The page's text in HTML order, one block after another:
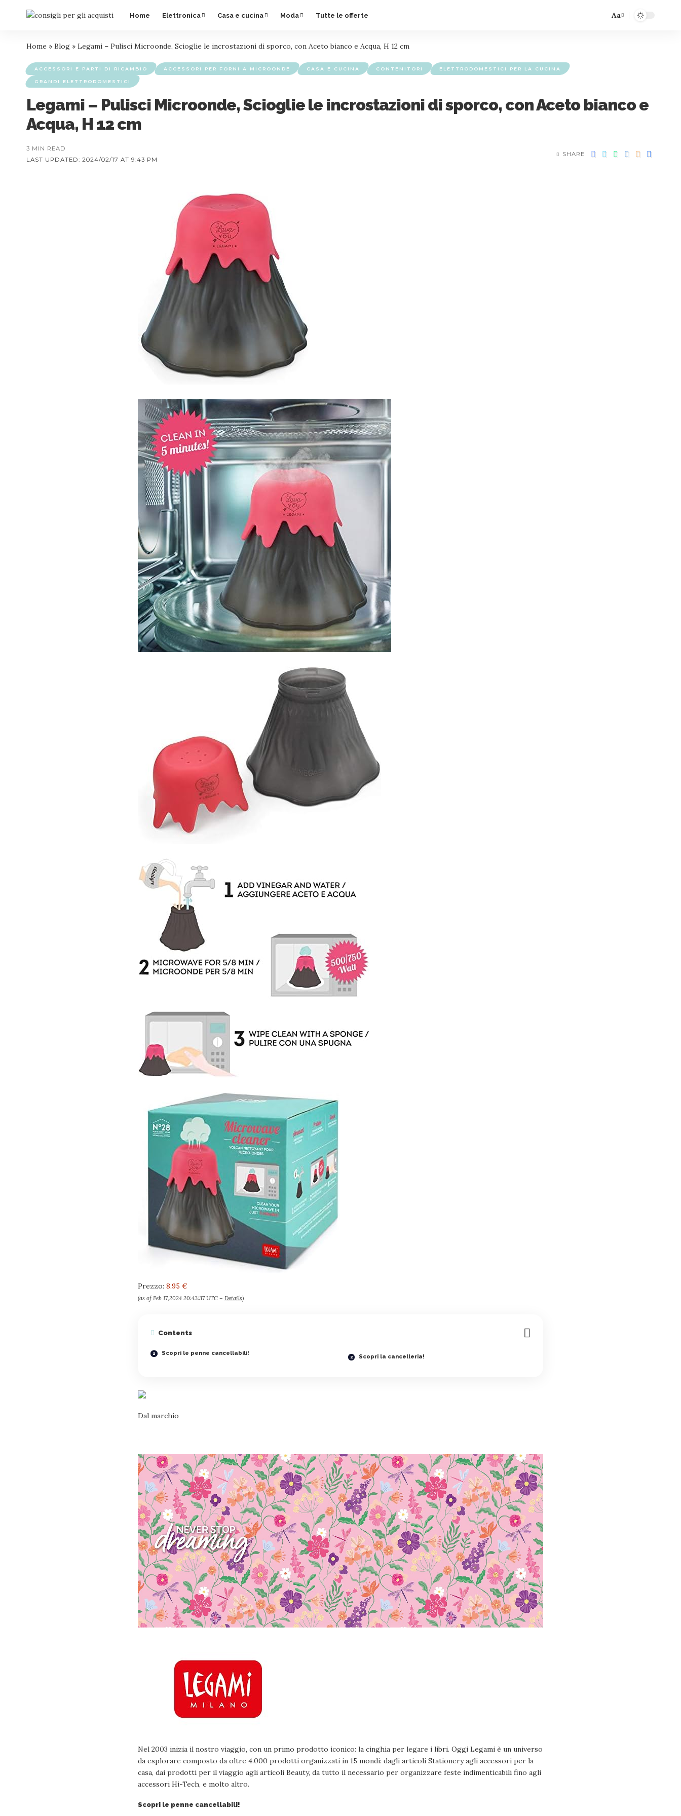
Home Elettronica Casa e cucina Moda Tutte le offerte Aa
Home » Blog » Legami – Pulisci Microonde, Scioglie le incrostazioni di sporco, con Aceto bianco e Acqua, H 12 cm
ACCESSORI E PARTI DI RICAMBIO ACCESSORI PER FORNI A MICROONDE CASA E CUCINA CONTENITORI ELETTRODOMESTICI PER LA CUCINA
GRANDI ELETTRODOMESTICI
Legami – Pulisci Microonde, Scioglie le incrostazioni di sporco, con Aceto bianco e
Acqua, H 12 cm
LAST UPDATED: 2024/02/17 AT 9:43 PM
3 MIN READ
SHARE
Prezzo: 8,95 €
(as of Feb 17,2024 20:43:37 UTC – Details)
Contents
Scopri le penne cancellabili!
Scopri la cancelleria!
Dal marchio
Nel 2003 inizia il nostro viaggio, con un primo prodotto iconico: la cinghia per legare i libri. Oggi Legami è un universo
da esplorare composto da oltre 4.000 prodotti organizzati in 15 mondi: dagli articoli Stationery agli accessori per la
casa, dai prodotti per il viaggio agli articoli Beauty, da tutto il necessario per organizzare feste indimenticabili fino agli
accessori Hi-Tech, e molto altro.
Scopri le penne cancellabili!